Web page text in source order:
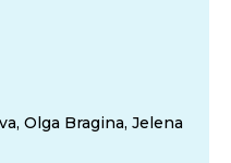
Olga Bragina, Jelena